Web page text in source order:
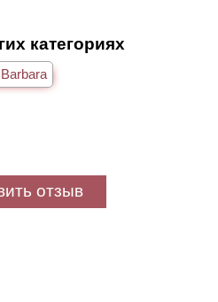
категориях
отзыв